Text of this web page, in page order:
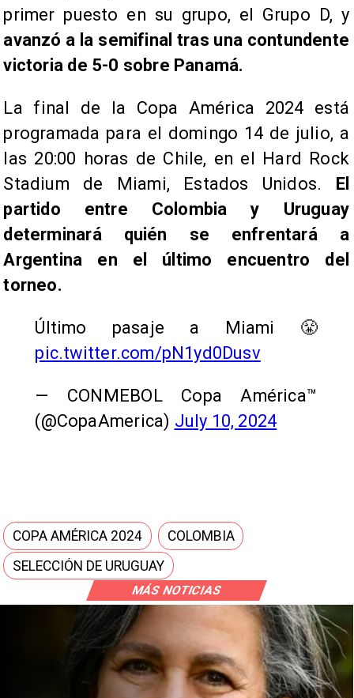
MÁS NOTICIAS
primer puesto en su grupo, el Grupo D, y
avanzó a la semifinal tras una contundente
victoria de 5-0 sobre Panamá.
La final de la Copa América 2024 está
programada para el domingo 14 de julio, a
las 20:00 horas de Chile, en el Hard Rock
Stadium de Miami, Estados Unidos. El
partido entre Colombia y Uruguay
determinará quién se enfrentará a
Argentina en el último encuentro del
torneo.
Último pasaje a Miami 😤
pic.twitter.com/pN1yd0Dusv
— CONMEBOL Copa América™️
(@CopaAmerica) July 10, 2024
COPA AMÉRICA 2024
COLOMBIA
SELECCIÓN DE URUGUAY